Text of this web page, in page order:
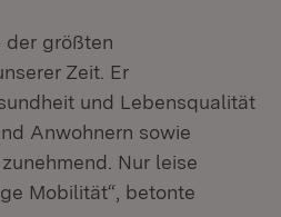
der größten
Zeit. Er
und Lebensqualität
Anwohnern sowie
Nur leise
Mobilität“, betonte